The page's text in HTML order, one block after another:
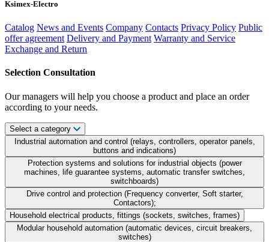
Ksimex-Electro
Catalog News and Events Company Contacts Privacy Policy Public
offer agreement Delivery and Payment Warranty and Service
Exchange and Return
Selection Consultation
Our managers will help you choose a product and place an order
according to your needs.
Select a category
Industrial automation and control (relays, controllers, operator panels,
buttons and indications)
Protection systems and solutions for industrial objects (power
machines, life guarantee systems, automatic transfer switches,
switchboards)
Drive control and protection (Frequency converter, Soft starter,
Contactors);
Household electrical products, fittings (sockets, switches, frames)
Modular household automation (automatic devices, circuit breakers,
switches)